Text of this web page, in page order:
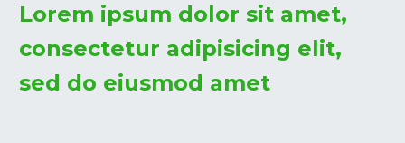
Lorem ipsum dolor sit amet,
consectetur adipisicing elit,
sed do eiusmod amet